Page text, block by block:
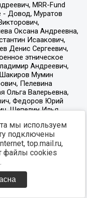
мы используем
подключены
top.mail.ru,
файлы cookies